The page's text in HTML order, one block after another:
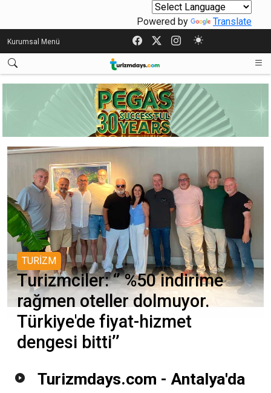
Powered by Translate
Kurumsal Menü
TURİZM
Turizmciler: ‘’ %50 indirime
rağmen oteller dolmuyor.
Türkiye'de fiyat-hizmet
dengesi bitti’’
Turizmdays.com - Antalya'da